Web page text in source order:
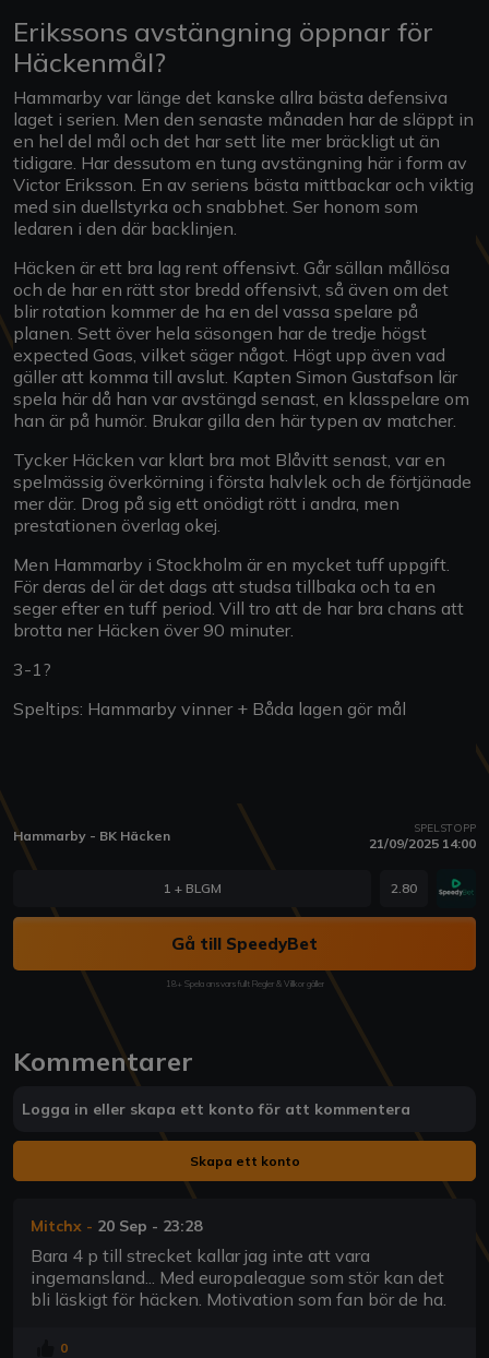
Erikssons avstängning öppnar för
Häckenmål?
Hammarby var länge det kanske allra bästa defensiva
laget i serien. Men den senaste månaden har de släppt in
en hel del mål och det har sett lite mer bräckligt ut än
tidigare. Har dessutom en tung avstängning här i form av
Victor Eriksson. En av seriens bästa mittbackar och viktig
med sin duellstyrka och snabbhet. Ser honom som
ledaren i den där backlinjen.
Häcken är ett bra lag rent offensivt. Går sällan mållösa
och de har en rätt stor bredd offensivt, så även om det
blir rotation kommer de ha en del vassa spelare på
planen. Sett över hela säsongen har de tredje högst
expected Goas, vilket säger något. Högt upp även vad
gäller att komma till avslut. Kapten Simon Gustafson lär
spela här då han var avstängd senast, en klasspelare om
han är på humör. Brukar gilla den här typen av matcher.
Tycker Häcken var klart bra mot Blåvitt senast, var en
spelmässig överkörning i första halvlek och de förtjänade
mer där. Drog på sig ett onödigt rött i andra, men
prestationen överlag okej.
Men Hammarby i Stockholm är en mycket tuff uppgift.
För deras del är det dags att studsa tillbaka och ta en
seger efter en tuff period. Vill tro att de har bra chans att
brotta ner Häcken över 90 minuter.
3-1?
Speltips: Hammarby vinner + Båda lagen gör mål
Hammarby - BK Häcken SPELSTOPP
21/09/2025 14:00
1 + BLGM 2.80
Gå till SpeedyBet
18+ Spela ansvarsfullt Regler & Villkor gäller
Kommentarer
Logga in eller skapa ett konto för att kommentera
Skapa ett konto
Mitchx - 20 Sep - 23:28
Bara 4 p till strecket kallar jag inte att vara
ingemansland... Med europaleague som stör kan det
bli läskigt för häcken. Motivation som fan bör de ha.
0